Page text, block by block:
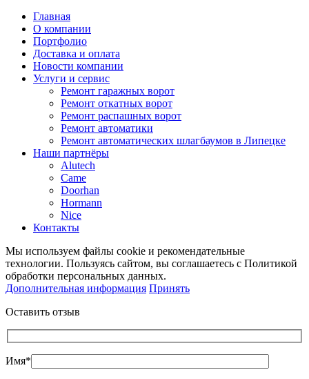
Главная
О компании
Портфолио
Доставка и оплата
Новости компании
Услуги и сервис
Ремонт гаражных ворот
Ремонт откатных ворот
Ремонт распашных ворот
Ремонт автоматики
Ремонт автоматических шлагбаумов в Липецке
Наши партнёры
Alutech
Came
Doorhan
Hormann
Nice
Контакты
Мы используем файлы cookie и рекомендательные
технологии. Пользуясь сайтом, вы соглашаетесь с Политикой
обработки персональных данных.
Дополнительная информация Принять
Оставить отзыв
Имя*